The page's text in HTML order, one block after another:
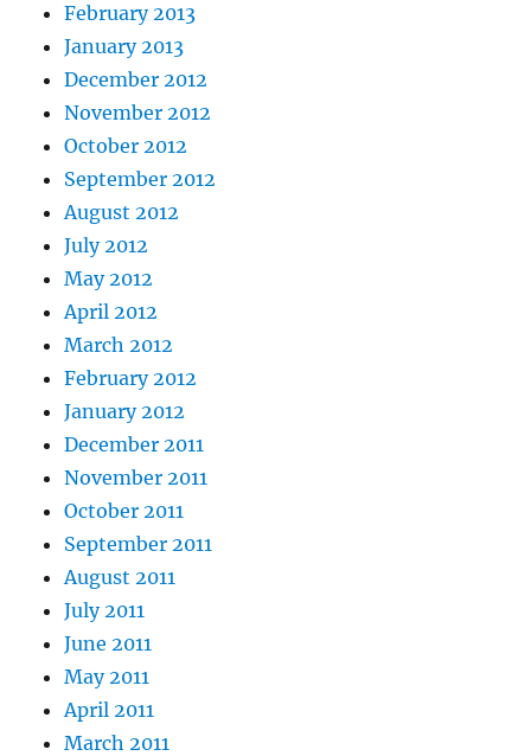
February 2013
January 2013
December 2012
November 2012
October 2012
September 2012
August 2012
July 2012
May 2012
April 2012
March 2012
February 2012
January 2012
December 2011
November 2011
October 2011
September 2011
August 2011
July 2011
June 2011
May 2011
April 2011
March 2011